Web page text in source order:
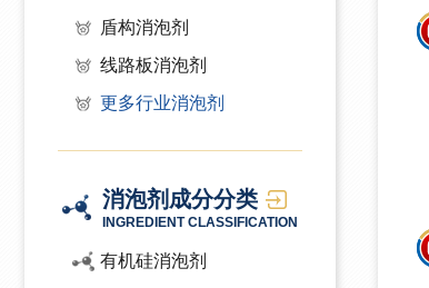
盾构消泡剂
线路板消泡剂
更多行业消泡剂
消泡剂成分分类
INGREDIENT CLASSIFICATION
有机硅消泡剂